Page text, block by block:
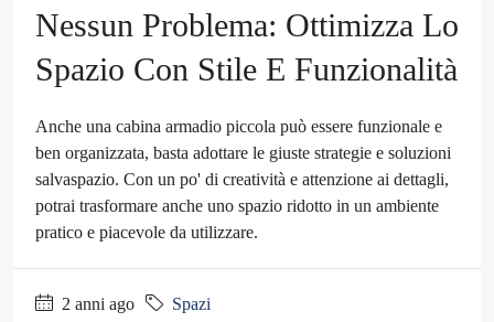
Nessun Problema: Ottimizza Lo
Spazio Con Stile E Funzionalità
Anche una cabina armadio piccola può essere funzionale e
ben organizzata, basta adottare le giuste strategie e soluzioni
salvaspazio. Con un po' di creatività e attenzione ai dettagli,
potrai trasformare anche uno spazio ridotto in un ambiente
pratico e piacevole da utilizzare.
2 anni ago Spazi